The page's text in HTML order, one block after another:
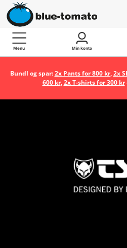
Menu Min konto
Bundl og spar:2x Pants for 800 kr,2x
600 kr,2x T-shirts for 300 kr